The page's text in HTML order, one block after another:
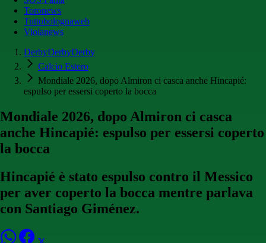
Toronews
Tuttobolognaweb
Violanews
DerbyDerbyDerby
Calcio Estero
Mondiale 2026, dopo Almiron ci casca anche Hincapié:
espulso per essersi coperto la bocca
Mondiale 2026, dopo Almiron ci casca
anche Hincapié: espulso per essersi coperto
la bocca
Hincapié è stato espulso contro il Messico
per aver coperto la bocca mentre parlava
con Santiago Giménez.